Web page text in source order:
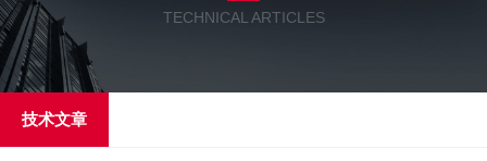
TECHNICAL ARTICLES
技术文章